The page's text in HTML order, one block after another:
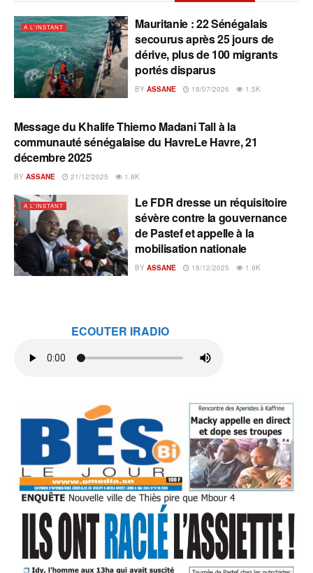
A L'INSTANT
Mauritanie : 22 Sénégalais
secourus après 25 jours de
dérive, plus de 100 migrants
portés disparus
BY ASSANE 18/07/2026 1.5K
A L'INSTANT
Message du Khalife Thierno Madani Tall à la
communauté sénégalaise du HavreLe Havre, 21
décembre 2025
BY ASSANE 21/12/2025 1.8K
A L'INSTANT
Le FDR dresse un réquisitoire
sévère contre la gouvernance
de Pastef et appelle à la
mobilisation nationale
BY ASSANE 18/12/2025 1.9K
ECOUTER IRADIO